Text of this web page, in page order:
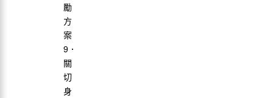
勵
方
案
9．
關
切
身